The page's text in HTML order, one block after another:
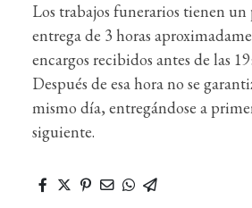
Los trabajos funerarios tienen
entrega de 3 horas
encargos recibidos antes de las
Después de esa hora no se
mismo día, entregándose a
siguiente.